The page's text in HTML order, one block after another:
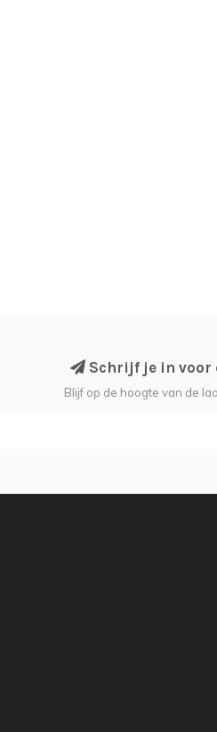
Schrijf je in voor
Blijf op de hoogte van de